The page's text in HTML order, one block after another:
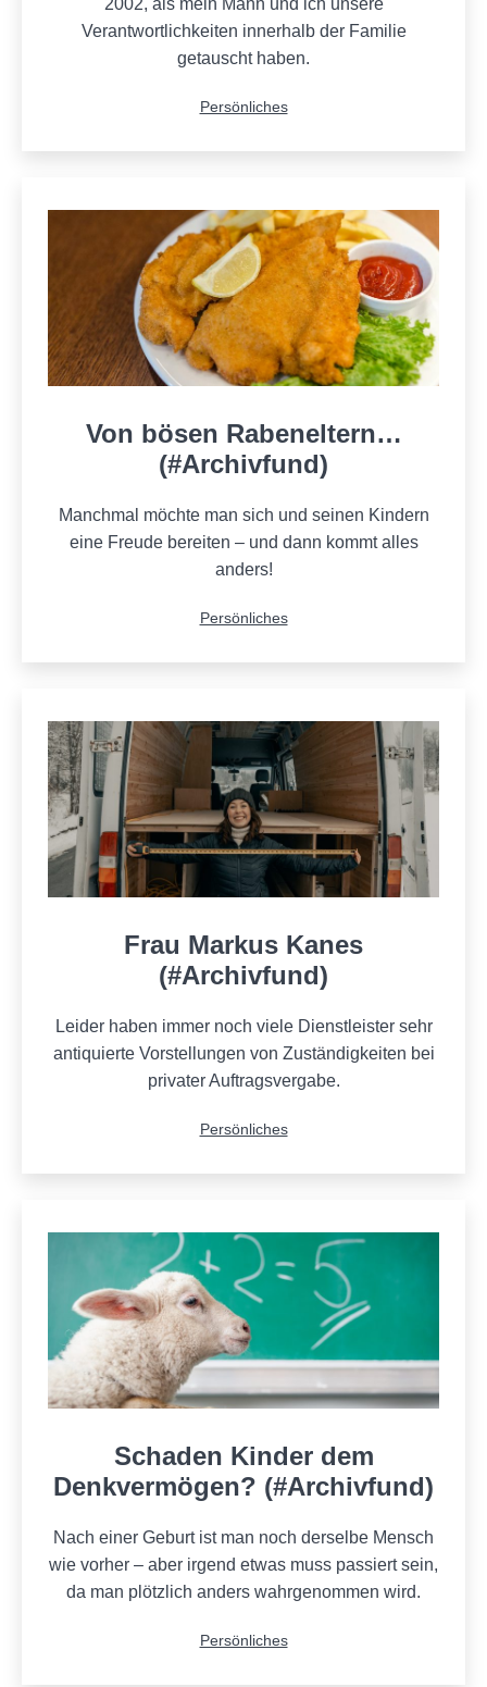
Verantwortlichkeiten innerhalb der Familie
getauscht haben.
Kategorisiert
Persönliches
Von bösen Rabeneltern…
(#Archivfund)
Manchmal möchte man sich und seinen Kindern
eine Freude bereiten – und dann kommt alles
anders!
Kategorisiert
Persönliches
Frau Markus Kanes
(#Archivfund)
Leider haben immer noch viele Dienstleister sehr
antiquierte Vorstellungen von Zuständigkeiten bei
privater Auftragsvergabe.
Kategorisiert
Persönliches
Schaden Kinder dem
Denkvermögen? (#Archivfund)
Nach einer Geburt ist man noch derselbe Mensch
wie vorher – aber irgend etwas muss passiert sein,
da man plötzlich anders wahrgenommen wird.
Kategorisiert
Persönliches